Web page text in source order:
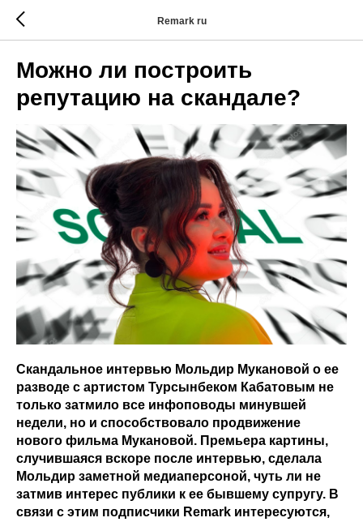
Remark ru
Можно ли построить
репутацию на скандале?
Скандальное интервью Мольдир Мукановой о ее
разводе с артистом Турсынбеком Кабатовым не
только затмило все инфоповоды минувшей
недели, но и способствовало продвижение
нового фильма Мукановой. Премьера картины,
случившаяся вскоре после интервью, сделала
Мольдир заметной медиаперсоной, чуть ли не
затмив интерес публики к ее бывшему супругу. В
связи с этим подписчики Remark интересуются,